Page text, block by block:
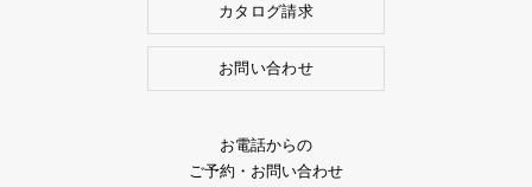
カタログ請求
お問い合わせ
お電話からの
ご予約・お問い合わせ